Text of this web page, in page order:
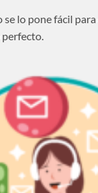
lo pone fácil para